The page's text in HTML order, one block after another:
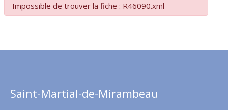
Impossible de trouver la fiche : R46090.xml
Saint-Martial-de-Mirambeau